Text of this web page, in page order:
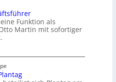
Funktion als
Martin mit sofortiger